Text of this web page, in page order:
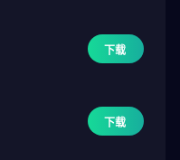
下载
下载